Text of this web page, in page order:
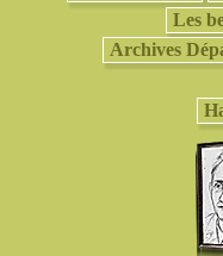
Les
Archives